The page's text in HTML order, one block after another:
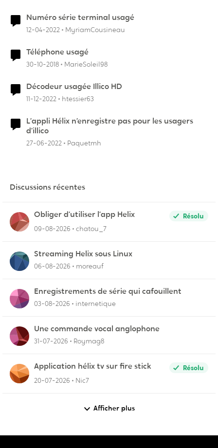
Numéro série terminal usagé
12-04-2022 MyriamCousineau
Téléphone usagé
30-10-2018 MarieSoleil98
Décodeur usagée Illico HD
11-12-2022 htessier63
L’appli Hélix n’enregistre pas pour les usagers
d’illico
27-06-2022 Paquetmh
Discussions récentes
Obliger d’utiliser l’app Helix
Résolu
09-08-2026
chatou_7
Streaming Helix sous Linux
06-08-2026 moreauf
Enregistrements de série qui cafouillent
03-08-2026 internetique
Une commande vocal anglophone
31-07-2026 Roymag8
Application hélix tv sur fire stick
Résolu
20-07-2026
Nic7
Afficher plus